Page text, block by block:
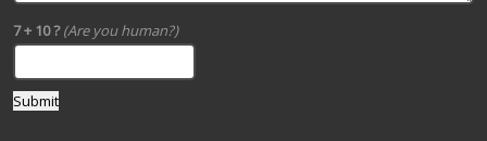
7 + 10 ?(Are you human?)